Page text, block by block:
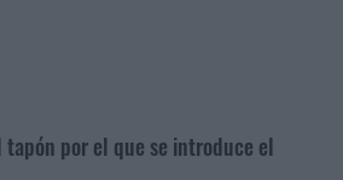
tapón por el que se introduce el